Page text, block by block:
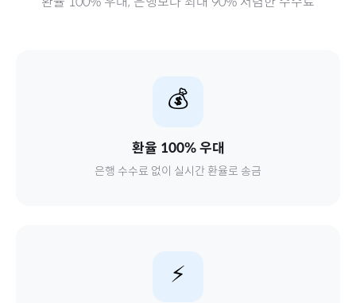
💰
환율 100% 우대
은행 수수료 없이 실시간 환율로 송금
⚡